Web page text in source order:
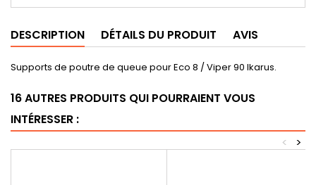
DESCRIPTION DÉTAILS DU PRODUIT AVIS
Supports de poutre de queue pour Eco 8 / Viper 90 Ikarus.
16 AUTRES PRODUITS QUI POURRAIENT VOUS
INTÉRESSER :
>
<